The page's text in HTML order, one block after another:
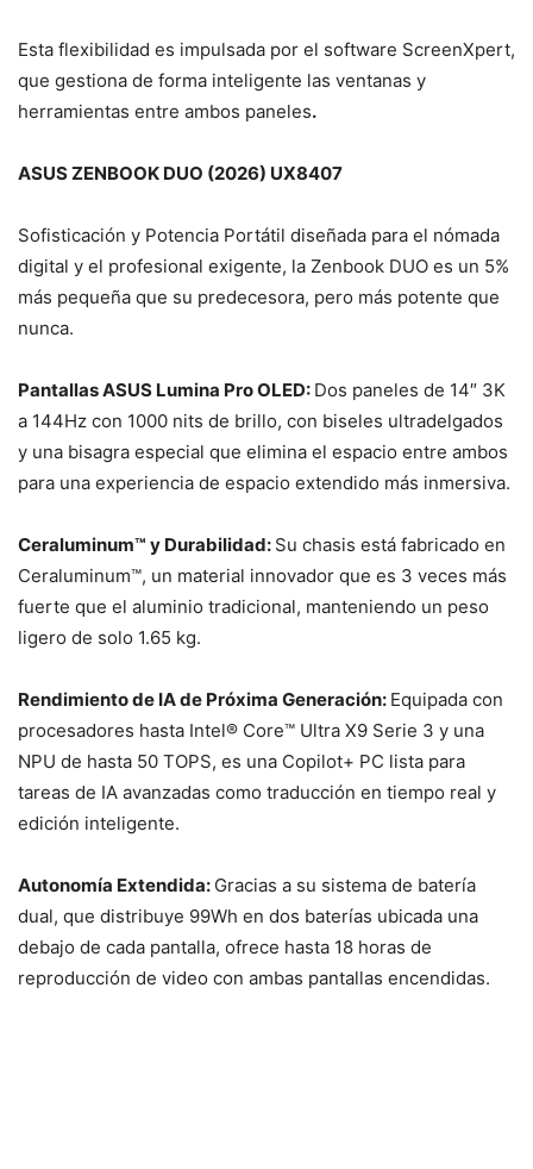
Esta flexibilidad es impulsada por el software ScreenXpert,
que gestiona de forma inteligente las ventanas y
herramientas entre ambos paneles.
ASUS ZENBOOK DUO (2026) UX8407
Sofisticación y Potencia Portátil diseñada para el nómada
digital y el profesional exigente, la Zenbook DUO es un 5%
más pequeña que su predecesora, pero más potente que
nunca.
Pantallas ASUS Lumina Pro OLED: Dos paneles de 14″ 3K
a 144Hz con 1000 nits de brillo, con biseles ultradelgados
y una bisagra especial que elimina el espacio entre ambos
para una experiencia de espacio extendido más inmersiva.
Ceraluminum™ y Durabilidad: Su chasis está fabricado en
Ceraluminum™, un material innovador que es 3 veces más
fuerte que el aluminio tradicional, manteniendo un peso
ligero de solo 1.65 kg.
Rendimiento de IA de Próxima Generación: Equipada con
procesadores hasta Intel® Core™ Ultra X9 Serie 3 y una
NPU de hasta 50 TOPS, es una Copilot+ PC lista para
tareas de IA avanzadas como traducción en tiempo real y
edición inteligente.
Autonomía Extendida: Gracias a su sistema de batería
dual, que distribuye 99Wh en dos baterías ubicada una
debajo de cada pantalla, ofrece hasta 18 horas de
reproducción de video con ambas pantallas encendidas.